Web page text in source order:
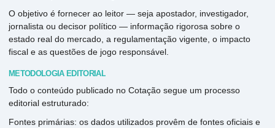
O objetivo é fornecer ao leitor — seja apostador, investigador,
jornalista ou decisor político — informação rigorosa sobre o
estado real do mercado, a regulamentação vigente, o impacto
fiscal e as questões de jogo responsável.
METODOLOGIA EDITORIAL
Todo o conteúdo publicado no Cotação segue um processo
editorial estruturado:
Fontes primárias: os dados utilizados provêm de fontes oficiais e